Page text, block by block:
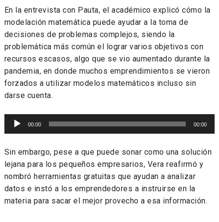
En la entrevista con Pauta, el académico explicó cómo la
modelación matemática puede ayudar a la toma de
decisiones de problemas complejos, siendo la
problemática más común el lograr varios objetivos con
recursos escasos, algo que se vio aumentado durante la
pandemia, en donde muchos emprendimientos se vieron
forzados a utilizar modelos matemáticos incluso sin
darse cuenta.
Reproductor
00:00 00:00
Sin embargo, pese a que puede sonar como una solución
lejana para los pequeños empresarios, Vera reafirmó y
nombró herramientas gratuitas que ayudan a analizar
datos e instó a los emprendedores a instruirse en la
materia para sacar el mejor provecho a esa información.